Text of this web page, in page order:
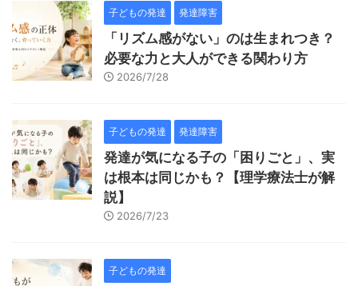
子どもの発達 発達障害
「リズム感がない」のは生まれつき？
必要な力と大人ができる関わり方
2026/7/28
子どもの発達 発達障害
発達が気になる子の「困りごと」、実
は根本は同じかも？【理学療法士が解
説】
2026/7/23
子どもの発達